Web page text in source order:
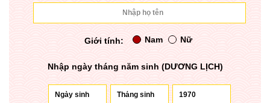
Giới tính: Nam Nữ
Nhập ngày tháng năm sinh (DƯƠNG LỊCH)